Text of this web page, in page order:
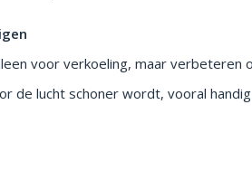
voor verkoeling, maar verbeteren
de lucht schoner wordt, vooral